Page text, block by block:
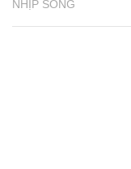
NHỊP SỐNG